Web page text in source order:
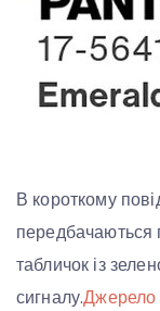
В короткому
передбачаються
табличок із
сигналу.Джерело